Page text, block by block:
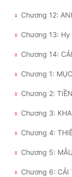
Chương 12:
Chương 13: Hy
Chương 14:
Chương 1:
Chương 2:
Chương 3:
Chương 4:
Chương 5:
Chương 6: CẢI